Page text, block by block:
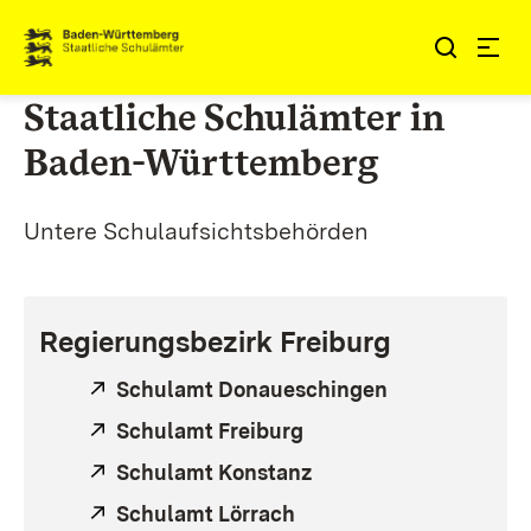
Zum Inhalt springen
Link zur Startseite
Staatliche Schulämter in
Baden-Württemberg
Untere Schulaufsichtsbehörden
Regierungsbezirk Freiburg
Extern:
Schulamt Donaueschingen
Extern:
Schulamt Freiburg
Extern:
Schulamt Konstanz
Extern:
Schulamt Lörrach